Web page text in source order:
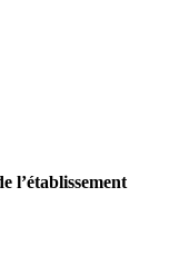
l’établissement